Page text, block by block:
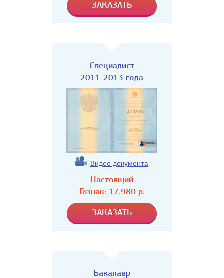
Специалист
2011-2013 года
Видео документа
Настоящий
Гознак: 17.980р.
Бакалавр